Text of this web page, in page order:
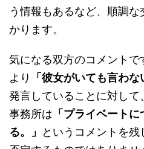
う情報もあるなど、順調
かります。
気になる双方のコメント
より
「彼女がいても言わ
発言していることに対し
事務所は 「プライベート
る。」
というコメントを